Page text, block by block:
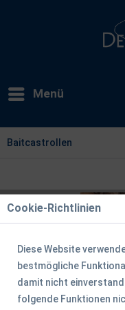
Menü
Baitcastrollen
Cookie-Richtlinien
Diese Website
bestmögliche
damit nicht
folgende Funktionen